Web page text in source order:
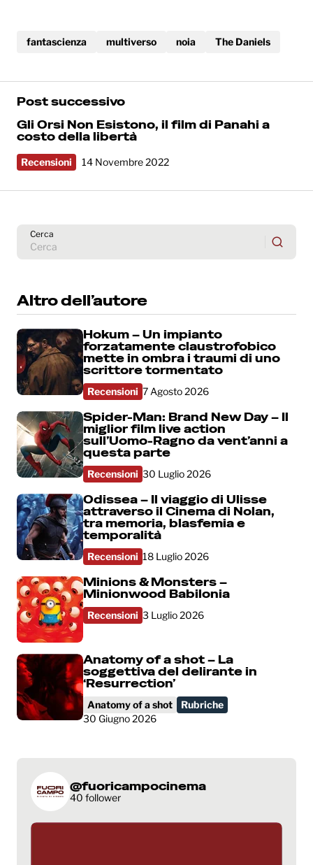
fantascienza multiverso noia The Daniels
Post successivo
Gli Orsi Non Esistono, il film di Panahi a
costo della libertà
Recensioni 14 Novembre 2022
Cerca
Altro dell’autore
Hokum – Un impianto
forzatamente claustrofobico
mette in ombra i traumi di uno
scrittore tormentato
Recensioni 7 Agosto 2026
Spider-Man: Brand New Day – Il
miglior film live action
sull’Uomo-Ragno da vent’anni a
questa parte
Recensioni 30 Luglio 2026
Odissea – Il viaggio di Ulisse
attraverso il Cinema di Nolan,
tra memoria, blasfemia e
temporalità
Recensioni 18 Luglio 2026
Minions & Monsters –
Minionwood Babilonia
Recensioni 3 Luglio 2026
Anatomy of a shot – La
soggettiva del delirante in
‘Resurrection’
Anatomy of a shot
Rubriche
30 Giugno 2026
@fuoricampocinema
40 follower